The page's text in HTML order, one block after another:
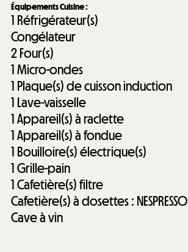
Équipements Cuisine:
1 Réfrigérateur(s)
Congélateur
2Four(s)
1Micro-ondes
1 Plaque(s) de cuisson induction
1 Lave-vaisselle
1Appareil(s) à raclette
1Appareil(s) à fondue
1 Bouilloire(s) électrique(s)
1Grille-pain
1Cafetière(s) filtre
Cafetière(s) à dosettes : NESPRESSO
Cave à vin